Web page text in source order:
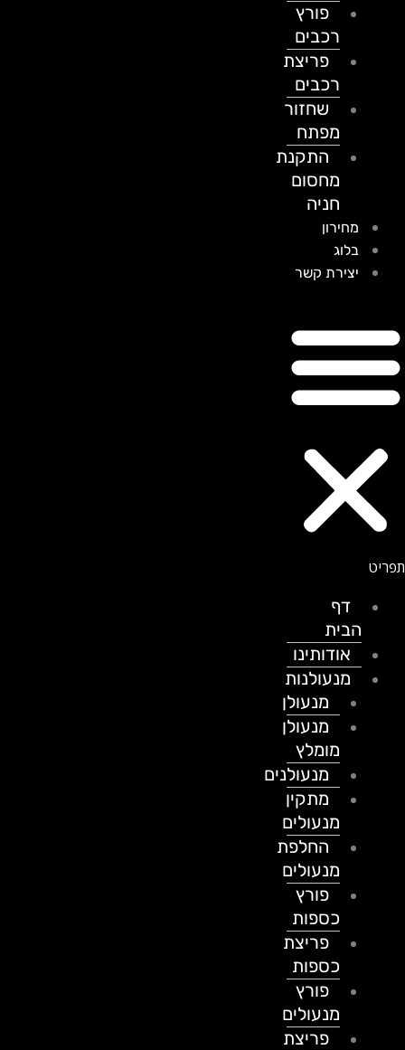
פורץ
רכבים
פריצת
רכבים
שחזור
מפתח
התקנת
מחסום
חניה
מחירון
בלוג
יצירת קשר
דף
הבית
אודותינו
מנעולנות
מנעולן
מנעולן
מומלץ
מנעולנים
מתקין
מנעולים
החלפת
מנעולים
פורץ
כספות
פריצת
כספות
פורץ
מנעולים
פריצת